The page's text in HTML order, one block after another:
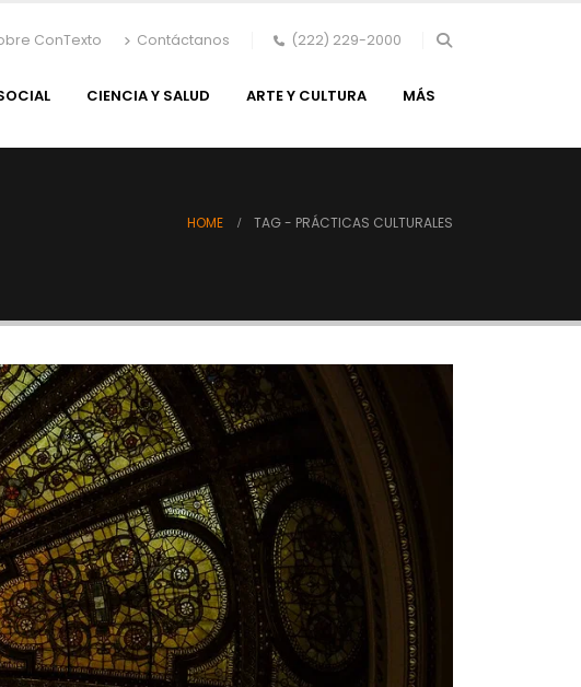
ConTexto Contáctanos (222) 229-2000
CIENCIA Y SALUD ARTE Y CULTURA MÁS
HOME TAG - PRÁCTICAS CULTURALES